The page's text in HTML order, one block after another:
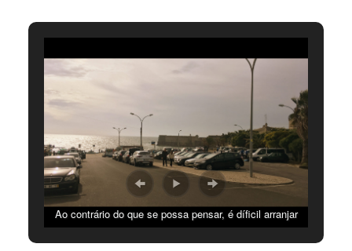
Ao contrário do que se possa pensar, é díficil arranjar